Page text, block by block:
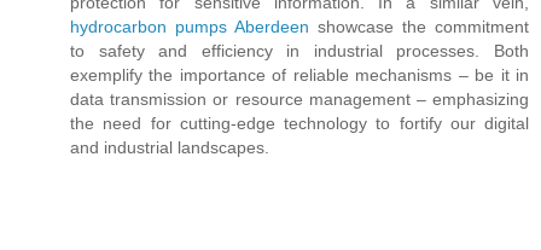
hydrocarbon pumps Aberdeen showcase the commitment
to safety and efficiency in industrial processes. Both
exemplify the importance of reliable mechanisms – be it in
data transmission or resource management – emphasizing
the need for cutting-edge technology to fortify our digital
and industrial landscapes.